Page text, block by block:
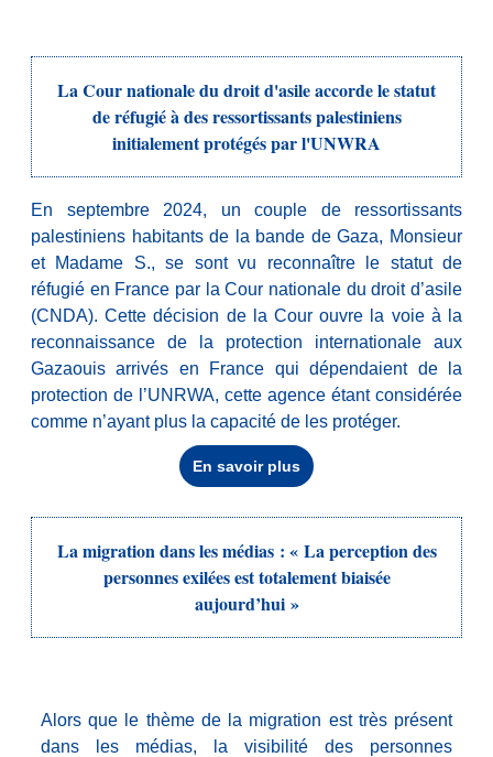
La Cour nationale du droit d'asile accorde le statut
de réfugié à des ressortissants palestiniens
initialement protégés par l'UNWRA
En septembre 2024, un couple de ressortissants
palestiniens habitants de la bande de Gaza, Monsieur
et Madame S., se sont vu reconnaître le statut de
réfugié en France par la Cour nationale du droit d’asile
(CNDA). Cette décision de la Cour ouvre la voie à la
reconnaissance de la protection internationale aux
Gazaouis arrivés en France qui dépendaient de la
protection de l’UNRWA, cette agence étant considérée
comme n’ayant plus la capacité de les protéger.
En savoir plus
La migration dans les médias : « La perception des
personnes exilées est totalement biaisée
aujourd’hui »
Alors que le thème de la migration est très présent
dans les médias, la visibilité des personnes